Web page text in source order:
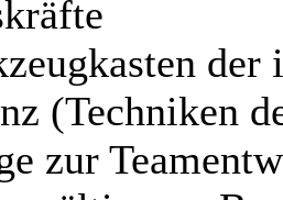
(Techniken
zur